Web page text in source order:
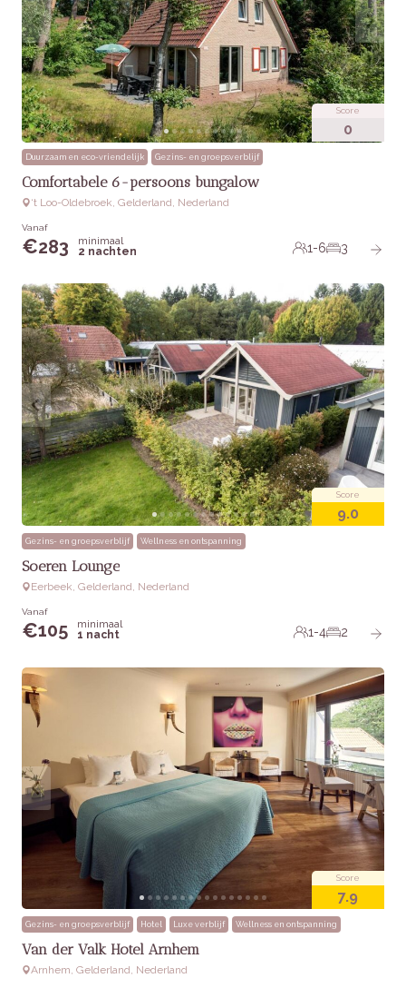
Score
0
Duurzaam en eco-vriendelijk Gezins- en groepsverblijf
Comfortabele 6-persoons bungalow
‘t Loo-Oldebroek, Gelderland, Nederland
Vanaf
€283
minimaal
2 nachten
1-6 3
Score
9.0
Gezins- en groepsverblijf Wellness en ontspanning
Soeren Lounge
Eerbeek, Gelderland, Nederland
Vanaf
€105
minimaal
1 nacht
1-4 2
Score
7.9
Gezins- en groepsverblijf Hotel Luxe verblijf Wellness en ontspanning
Van der Valk Hotel Arnhem
Arnhem, Gelderland, Nederland